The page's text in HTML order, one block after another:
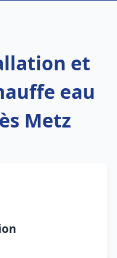
et
eau
Metz